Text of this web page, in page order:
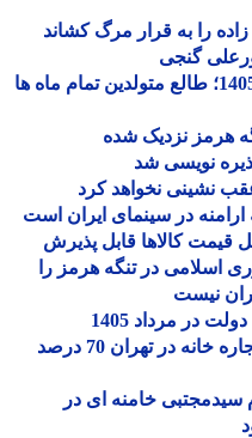
را به قرار مرگ کشاند
گنجی
فال حافظ فردا دوشنبه 19 مرداد 1405؛ طالع متولدین تمام ماه ها
نزدیک شده
نویسی شد
نشینی نخواهد کرد
در سینمای ایران است
کالاها قابل پذیرش
در تنگه هرمز را
نیست
مرداد 1405
خبر تلخ برای مستاجران تهرانی ؛ اجاره خانه در تهران 70 درصد
خامنه ای در